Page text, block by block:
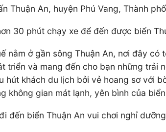
Thuận An, huyện Phú Vang, Thành
30 phút chạy xe để đến được biển
nằm ở gần sông Thuận An, nơi đây
triển và mang đến cho bạn những trải
hút khách du lịch bởi vẻ hoang sơ
không gian mát lạnh, yên bình của
đến biển Thuận An vui chơi nghỉ